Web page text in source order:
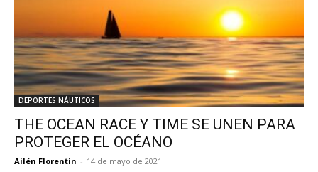
DEPORTES NÁUTICOS
THE OCEAN RACE Y TIME SE UNEN PARA
PROTEGER EL OCÉANO
Ailén Florentin - 14 de mayo de 2021